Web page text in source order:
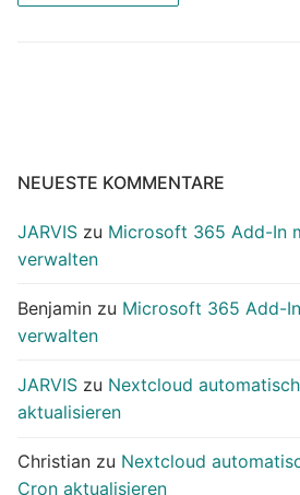
NEUESTE KOMMENTARE
JARVIS zu Microsoft 365 Add-In
verwalten
Benjamin zu Microsoft 365 Add-
verwalten
JARVIS zu Nextcloud
aktualisieren
Christian zu Nextcloud
Cron aktualisieren